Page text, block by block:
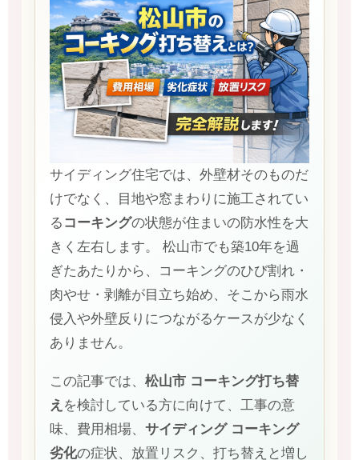
サイディング住宅では、外壁材そのものだ
けでなく、目地や窓まわりに施工されてい
る コーキングの状態が住まいの防水性を大
きく左右します。 松山市でも築10年を過
ぎたあたりから、コーキングのひび割れ・
肉やせ・剥離が目立ち始め、そこから雨水
侵入や外壁反りにつながるケースが少なく
ありません。
この記事では、松山市 コーキング打ち替
え を検討している方に向けて、工事の意
味、費用相場、サイディング コーキング
劣化の症状、放置リスク、打ち替えと増し